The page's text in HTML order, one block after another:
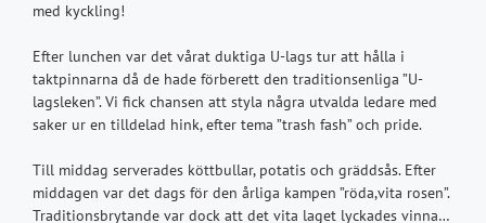
med kyckling!
Efter lunchen var det vårat duktiga U-lags tur att hålla i
taktpinnarna då de hade förberett den traditionsenliga ”U-
lagsleken”. Vi fick chansen att styla några utvalda ledare med
saker ur en tilldelad hink, efter tema ”trash fash” och pride.
Till middag serverades köttbullar, potatis och gräddsås. Efter
middagen var det dags för den årliga kampen ”röda,vita rosen”.
Traditionsbrytande var dock att det vita laget lyckades vinna…